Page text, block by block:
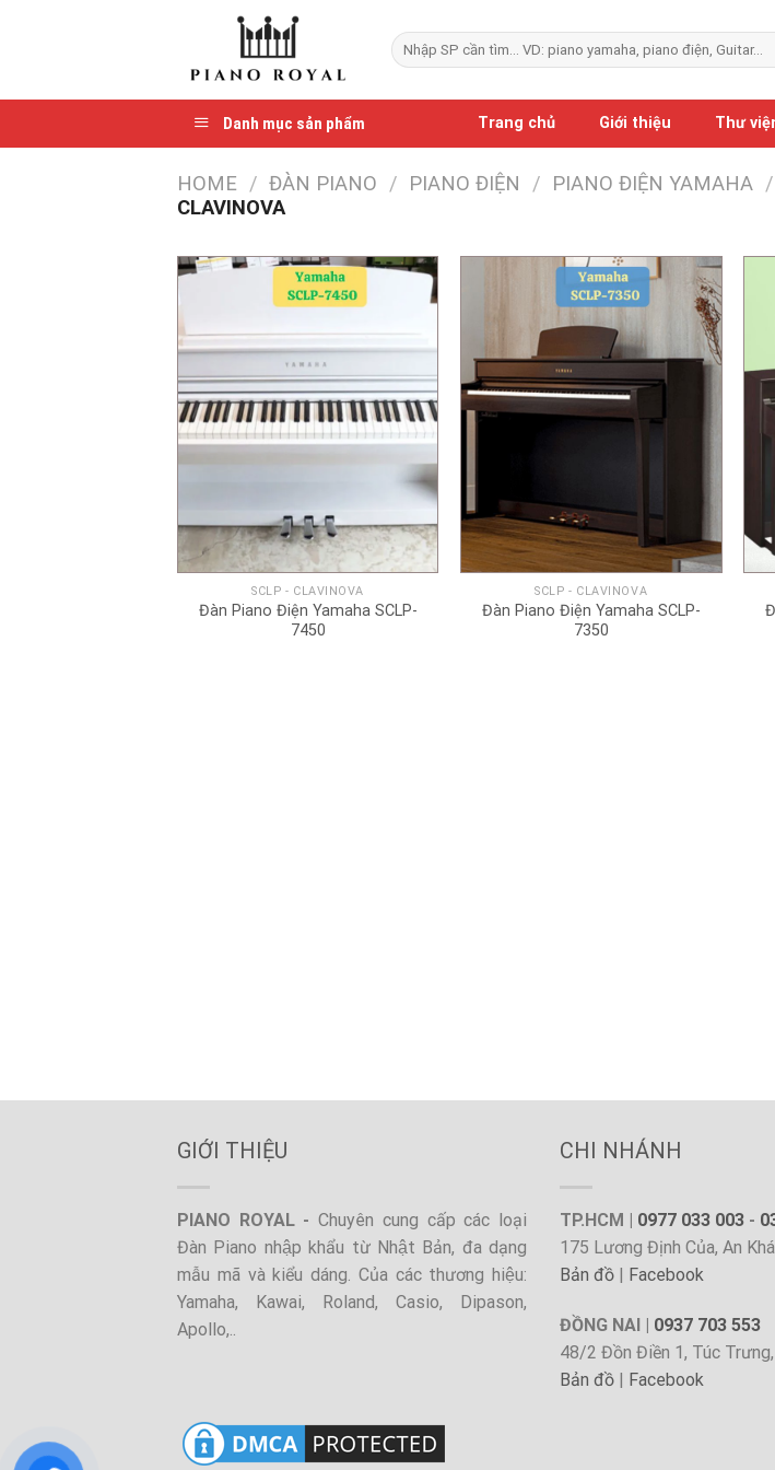
Search
for:
Danh mục sản phẩm Trang chủ Giới thiệu Thư
HOME / ĐÀN PIANO / PIANO ĐIỆN / PIANO ĐIỆN YAMAHA /
CLAVINOVA
+
SCLP - CLAVINOVA
Đàn Piano Điện Yamaha SCLP-
7450
SCLP - CLAVINOVA
Đàn Piano Điện Yamaha SCLP-
7350
GIỚI THIỆU
PIANO ROYAL -Chuyên cung cấp các loại
Đàn Piano nhập khẩu từ Nhật Bản, đa dạng
mẫu mã và kiểu dáng. Của các thương hiệu:
Yamaha, Kawai, Roland, Casio, Dipason,
Apollo,..
CHI NHÁNH
TP.HCM | 0977 033 003 -
175 Lương Định Của, An
Bản đồ
Facebook
ĐỒNG NAI | 0937 703 553
48/2 Đồn Điền 1, Túc Trưng,
Bản đồ
Facebook